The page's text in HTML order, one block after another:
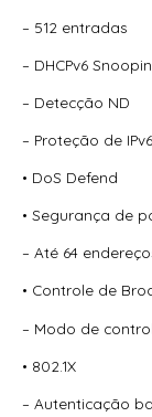
– 512 entradas
– DHCPv6
– Detecção ND
– Proteção de
• DoS Defend
• Segurança de
– Até 64
• Controle de
– Modo de
• 802.1X
– Autenticação